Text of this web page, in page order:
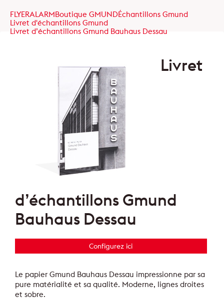
FLYERALARMBoutique GMUNDÉchantillons Gmund
Livret d'échantillons Gmund
Livret d’échantillons Gmund Bauhaus Dessau
Livret
d’échantillons Gmund
Bauhaus Dessau
Configurez ici
Le papier Gmund Bauhaus Dessau impressionne par sa
pure matérialité et sa qualité. Moderne, lignes droites
et sobre.